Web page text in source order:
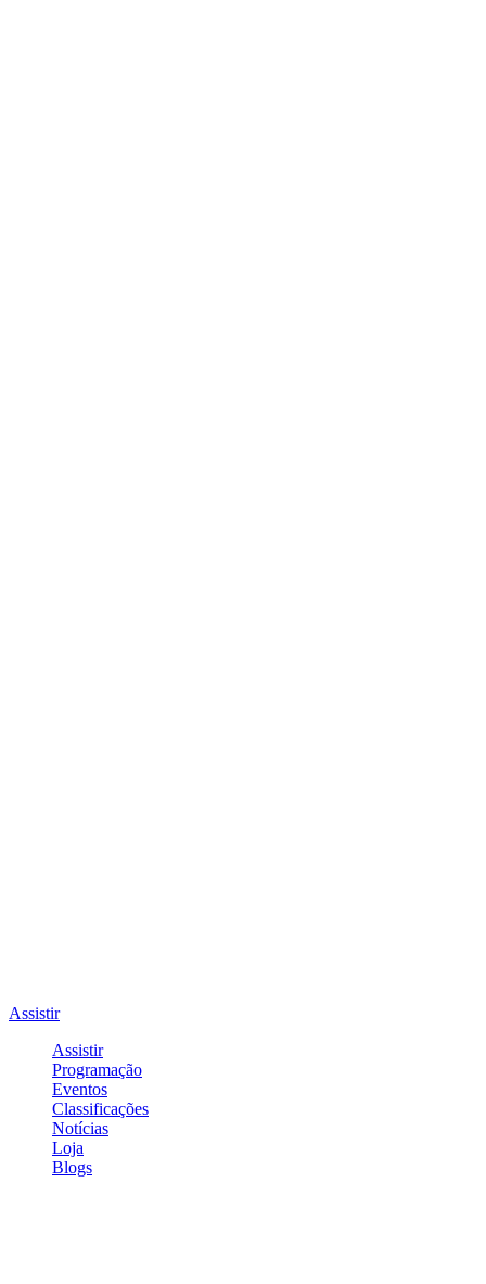
Assistir
Assistir
Programação
Eventos
Classificações
Notícias
Loja
Blogs